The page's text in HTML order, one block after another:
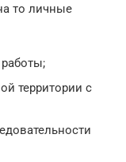
то личные
территории с